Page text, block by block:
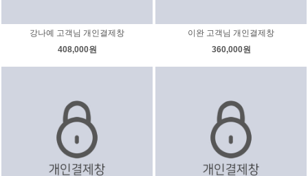
강나예 고객님 개인결제창
408,000원
이완 고객님 개인결제창
360,000원